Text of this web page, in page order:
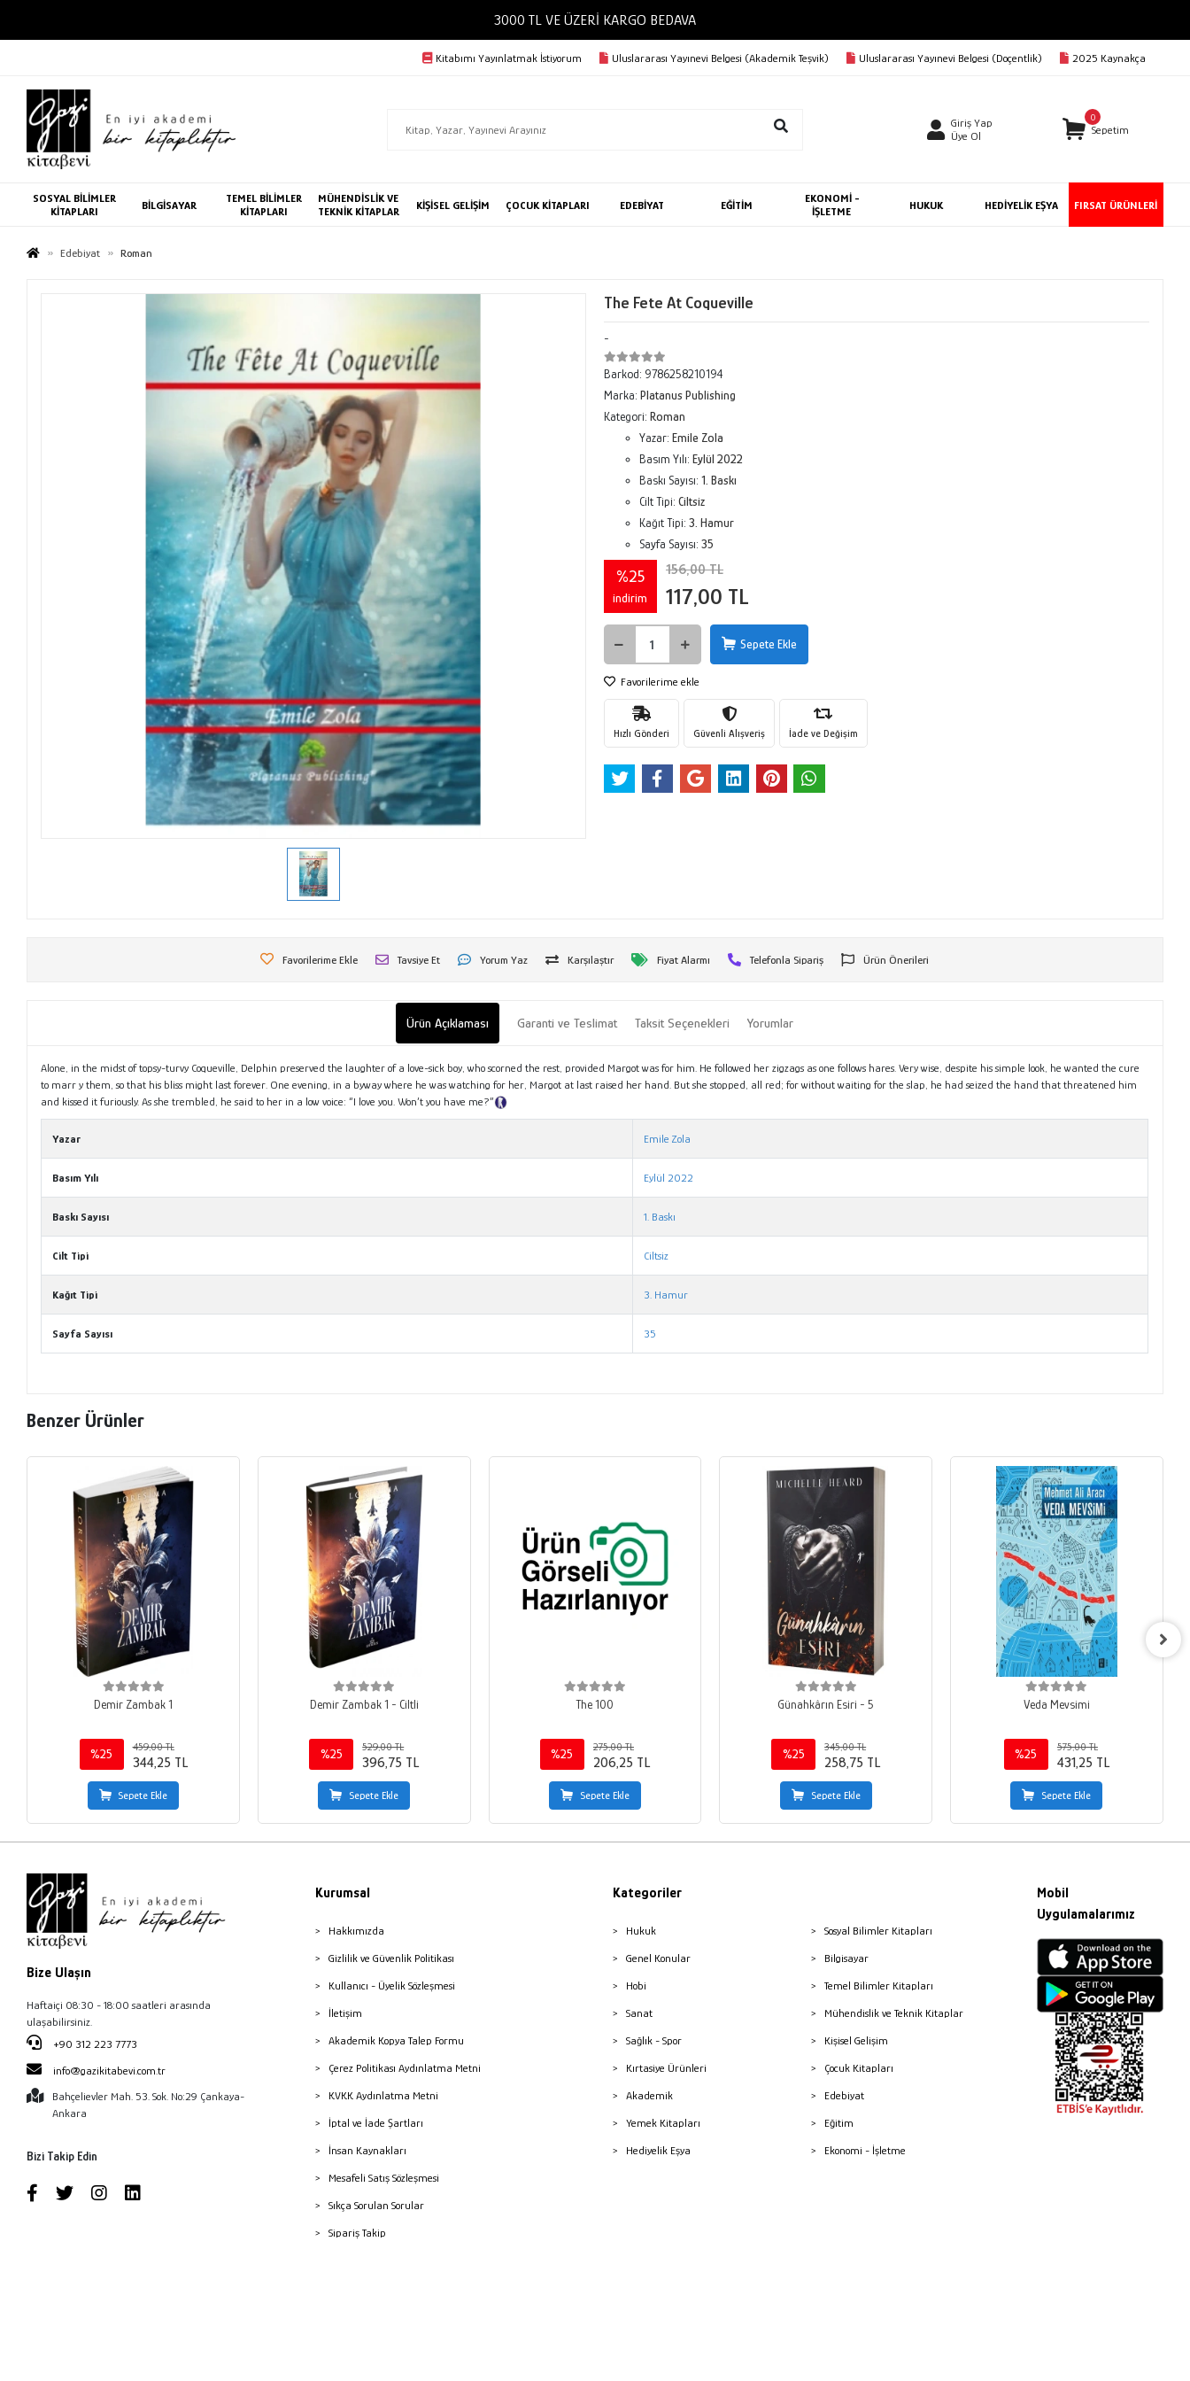
3000 TL VE ÜZERİ KARGO BEDAVA
Kitabımı Yayınlatmak İstiyorum Uluslararası Yayınevi Belgesi (Akademik Teşvik) Uluslararası Yayınevi Belgesi (Doçentlik) 2025 Kaynakça
Giriş Yap
Üye Ol
0
Sepetim
SOSYAL BİLİMLER
KİTAPLARI
BİLGİSAYAR
TEMEL BİLİMLER
KİTAPLARI
MÜHENDİSLİK VE
TEKNİK KİTAPLAR
KİŞİSEL GELİŞİM ÇOCUK KİTAPLARI EDEBİYAT EĞİTİM
EKONOMİ -
İŞLETME
HUKUK HEDİYELİK EŞYA FIRSAT ÜRÜNLERİ
Edebiyat Roman
The Fete At Coqueville
-
Barkod: 9786258210194
Marka: Platanus Publishing
Kategori: Roman
Yazar: Emile Zola
Basım Yılı: Eylül 2022
Baskı Sayısı: 1. Baskı
Cilt Tipi: Ciltsiz
Kağıt Tipi: 3. Hamur
Sayfa Sayısı: 35
%25
indirim
156,00 TL
117,00 TL
Sepete Ekle
Favorilerime ekle
Hızlı Gönderi Güvenli Alışveriş İade ve Değişim
Favorilerime Ekle Tavsiye Et Yorum Yaz Karşılaştır Fiyat Alarmı Telefonla Sipariş Ürün Önerileri
Ürün Açıklaması Garanti ve Teslimat Taksit Seçenekleri Yorumlar
Alone, in the midst of topsy-turvy Coqueville, Delphin preserved the laughter of a love-sick boy, who scorned the rest, provided Margot was for him. He followed her zigzags as one follows hares. Very wise, despite his simple look, he wanted the cure
to marr y them, so that his bliss might last forever. One evening, in a byway where he was watching for her, Margot at last raised her hand. But she stopped, all red; for without waiting for the slap, he had seized the hand that threatened him
and kissed it furiously. As she trembled, he said to her in a low voice: “I love you. Won’t you have me?”
Yazar Emile Zola
Basım Yılı Eylül 2022
Baskı Sayısı 1. Baskı
Cilt Tipi Ciltsiz
Kağıt Tipi 3. Hamur
Sayfa Sayısı 35
Benzer Ürünler
Demir Zambak 1
%25
459,00 TL
344,25 TL
Sepete Ekle
Demir Zambak 1 - Ciltli
%25
529,00 TL
396,75 TL
Sepete Ekle
The 100
%25
275,00 TL
206,25 TL
Sepete Ekle
Günahkârın Esiri - 5
%25
345,00 TL
258,75 TL
Sepete Ekle
Veda Mevsimi
%25
575,00 TL
431,25 TL
Sepete Ekle
Bize Ulaşın
Haftaiçi 08:30 - 18:00 saatleri arasında
ulaşabilirsiniz.
+90 312 223 7773
info@gazikitabevi.com.tr
Bahçelievler Mah. 53. Sok. No:29 Çankaya-
Ankara
Bizi Takip Edin
Kurumsal
Hakkımızda
Gizlilik ve Güvenlik Politikası
Kullanıcı - Üyelik Sözleşmesi
İletişim
Akademik Kopya Talep Formu
Çerez Politikası Aydınlatma Metni
KVKK Aydınlatma Metni
İptal ve İade Şartları
İnsan Kaynakları
Mesafeli Satış Sözleşmesi
Sıkça Sorulan Sorular
Sipariş Takip
Kategoriler
Hukuk
Genel Konular
Hobi
Sanat
Sağlık - Spor
Kırtasiye Ürünleri
Akademik
Yemek Kitapları
Hediyelik Eşya
Sosyal Bilimler Kitapları
Bilgisayar
Temel Bilimler Kitapları
Mühendislik ve Teknik Kitaplar
Kişisel Gelişim
Çocuk Kitapları
Edebiyat
Eğitim
Ekonomi - İşletme
Mobil
Uygulamalarımız